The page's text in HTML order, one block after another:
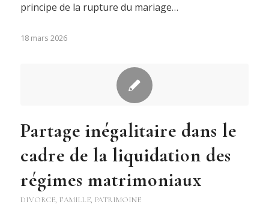
principe de la rupture du mariage…
18 mars 2026
Partage inégalitaire dans le
cadre de la liquidation des
régimes matrimoniaux
DIVORCE, FAMILLE, PATRIMOINE